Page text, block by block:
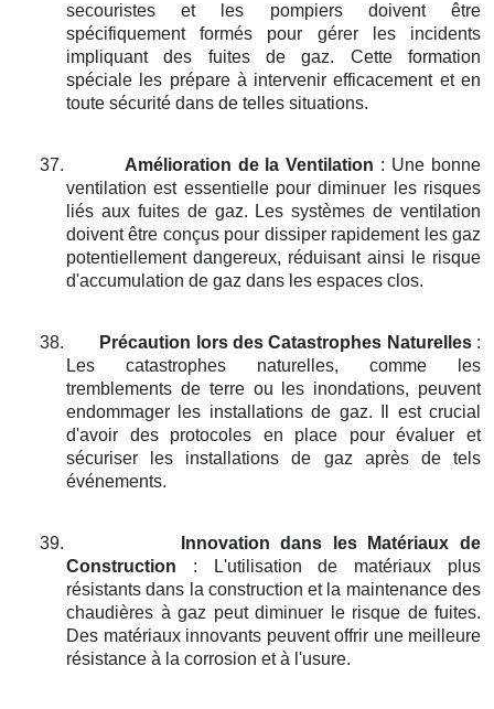
secouristes et les pompiers doivent être
spécifiquement formés pour gérer les incidents
impliquant des fuites de gaz. Cette formation
spéciale les prépare à intervenir efficacement et en
toute sécurité dans de telles situations.
37. Amélioration de la Ventilation : Une bonne
ventilation est essentielle pour diminuer les risques
liés aux fuites de gaz. Les systèmes de ventilation
doivent être conçus pour dissiper rapidement les gaz
potentiellement dangereux, réduisant ainsi le risque
d'accumulation de gaz dans les espaces clos.
38. Précaution lors des Catastrophes Naturelles:
Les catastrophes naturelles, comme les
tremblements de terre ou les inondations, peuvent
endommager les installations de gaz. Il est crucial
d'avoir des protocoles en place pour évaluer et
sécuriser les installations de gaz après de tels
événements.
39.
Innovation dans les Matériaux de
Construction : L'utilisation de matériaux plus
résistants dans la construction et la maintenance des
chaudières à gaz peut diminuer le risque de fuites.
Des matériaux innovants peuvent offrir une meilleure
résistance à la corrosion et à l'usure.